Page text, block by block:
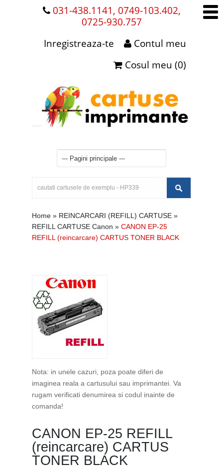
031-438.1141, 0749-103.402,
0725-930.757
Contul meu
Inregistreaza-te
Cosul meu (0)
Home » REINCARCARI (REFILL) CARTUSE »
REFILL CARTUSE Canon » CANON EP-25
REFILL (reincarcare) CARTUS TONER BLACK
Nota: in unele cazuri, poza poate diferi de
imaginea reala a cartusului sau imprimantei. Va
rugam verificati denumirea si codul inainte de
comanda!
CANON EP-25 REFILL
(reincarcare) CARTUS
TONER BLACK